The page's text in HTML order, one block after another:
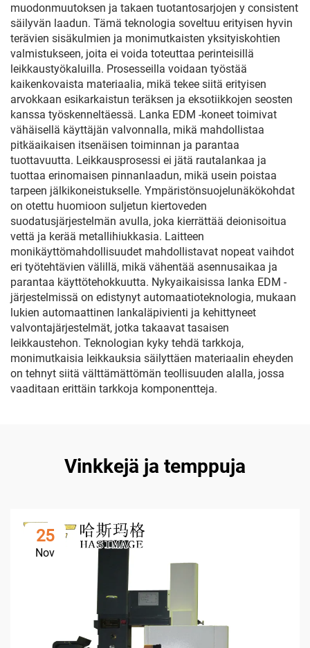
muodonmuutoksen ja takaen tuotantosarjojen y consistent
säilyvän laadun. Tämä teknologia soveltuu erityisen hyvin
terävien sisäkulmien ja monimutkaisten yksityiskohtien
valmistukseen, joita ei voida toteuttaa perinteisillä
leikkaustyökaluilla. Prosesseilla voidaan työstää
kaikenkovaista materiaalia, mikä tekee siitä erityisen
arvokkaan esikarkaistun teräksen ja eksotiikkojen seosten
kanssa työskenneltäessä. Lanka EDM -koneet toimivat
vähäisellä käyttäjän valvonnalla, mikä mahdollistaa
pitkäaikaisen itsenäisen toiminnan ja parantaa
tuottavuutta. Leikkausprosessi ei jätä rautalankaa ja
tuottaa erinomaisen pinnanlaadun, mikä usein poistaa
tarpeen jälkikoneistukselle. Ympäristönsuojelunäkökohdat
on otettu huomioon suljetun kiertoveden
suodatusjärjestelmän avulla, joka kierrättää deionisoitua
vettä ja kerää metallihiukkasia. Laitteen
monikäyttömahdollisuudet mahdollistavat nopeat vaihdot
eri työtehtävien välillä, mikä vähentää asennusaikaa ja
parantaa käyttötehokkuutta. Nykyaikaisissa lanka EDM -
järjestelmissä on edistynyt automaatioteknologia, mukaan
lukien automaattinen lankaläpivienti ja kehittyneet
valvontajärjestelmät, jotka takaavat tasaisen
leikkaustehon. Teknologian kyky tehdä tarkkoja,
monimutkaisia leikkauksia säilyttäen materiaalin eheyden
on tehnyt siitä välttämättömän teollisuuden alalla, jossa
vaaditaan erittäin tarkkoja komponentteja.
Vinkkejä ja temppuja
25
Nov